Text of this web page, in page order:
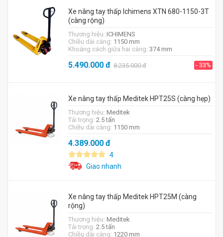
Xe nâng tay thấp Ichimens XTN 680-1150-3T
(càng rộng)
Thương hiệu: ICHIMENS
Chiều dài càng: 1150 mm
Khoảng cách giữa hai càng: 374 mm
5.490.000đ 8.235.000đ - 33%
Xe nâng tay thấp Meditek HPT25S (càng hẹp)
Thương hiệu: Meditek
Tải trọng: 2.5 tấn
Chiều dài càng: 1150 mm
4.389.000đ
4
Giao nhanh
Xe nâng tay thấp Meditek HPT25M (càng
rộng)
Thương hiệu: Meditek
Tải trọng: 2.5 tấn
Chiều dài càng: 1220 mm